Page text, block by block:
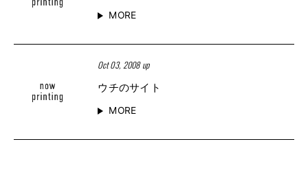
MORE
Oct 03, 2008 up
ウチのサイト
MORE